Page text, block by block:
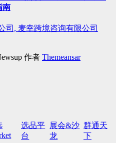
南
司, 麦幸跨境咨询有限公司
作者 Themeansar
选品平
台
展会&沙
龙
群通天
下